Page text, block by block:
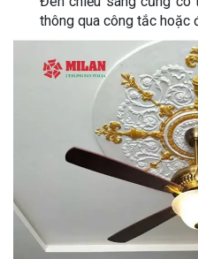
thông qua công tắc hoặc